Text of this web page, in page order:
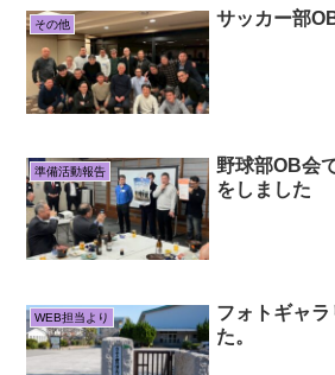
その他 サッカー部
準備活動報告
野球部OB会
をしました
WEB担当より
フォトギャ
た。